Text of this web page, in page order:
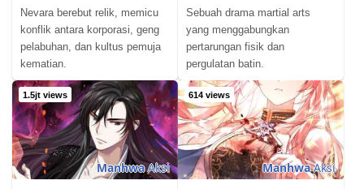
Nevara berebut relik, memicu
konflik antara korporasi, geng
pelabuhan, dan kultus pemuja
kematian.
Sebuah drama martial arts
yang menggabungkan
pertarungan fisik dan
pergulatan batin.
1.5jt views
ManhwaAksi
614 views
ManhwaAksi